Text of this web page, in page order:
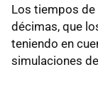
Los tiempos de
décimas, que
teniendo en
simulaciones